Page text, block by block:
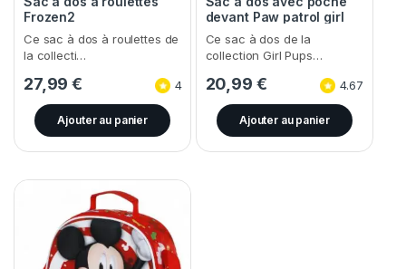
Frozen2
Ce sac à dos à roulettes de
la collecti…
27,99€ 4
Ajouter au panier
devant Paw patrol girl
Ce sac à dos de la
collection Girl Pups…
20,99 € 4.67
Ajouter au panier